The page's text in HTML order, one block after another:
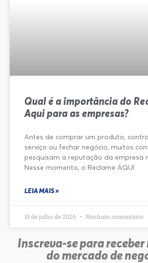
Qual é a importância do
Aqui para as empresas?
Antes de comprar um produto,
serviço ou fechar negócio, muitos
pesquisam a reputação da empresa
Nesse momento, o Reclame AQUI
LEIA MAIS »
15 de julho de 2026 Nenhum comentário
Inscreva-se para
do mercado de